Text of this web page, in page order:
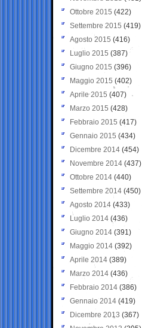
Ottobre 2015 (422)
Settembre 2015 (419)
Agosto 2015 (416)
Luglio 2015 (387)
Giugno 2015 (396)
Maggio 2015 (402)
Aprile 2015 (407)
Marzo 2015 (428)
Febbraio 2015 (417)
Gennaio 2015 (434)
Dicembre 2014 (454)
Novembre 2014 (437)
Ottobre 2014 (440)
Settembre 2014 (450)
Agosto 2014 (433)
Luglio 2014 (436)
Giugno 2014 (391)
Maggio 2014 (392)
Aprile 2014 (389)
Marzo 2014 (436)
Febbraio 2014 (386)
Gennaio 2014 (419)
Dicembre 2013 (367)